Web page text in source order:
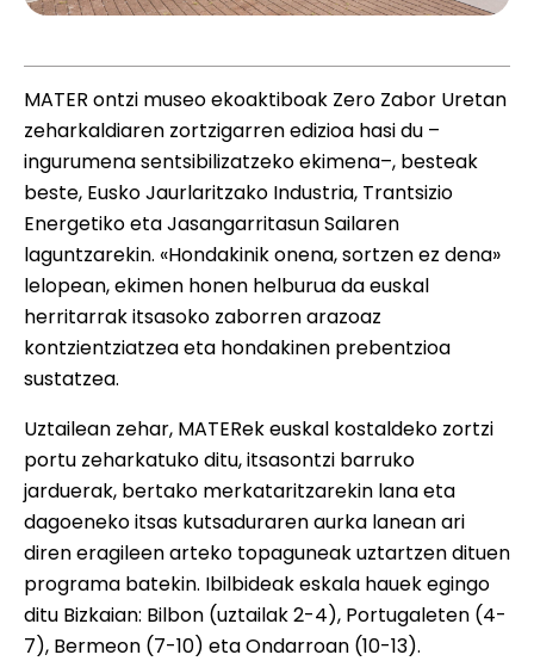
MATER ontzi museo ekoaktiboak Zero Zabor Uretan
zeharkaldiaren zortzigarren edizioa hasi du –
ingurumena sentsibilizatzeko ekimena–, besteak
beste, Eusko Jaurlaritzako Industria, Trantsizio
Energetiko eta Jasangarritasun Sailaren
laguntzarekin. «Hondakinik onena, sortzen ez dena»
lelopean, ekimen honen helburua da euskal
herritarrak itsasoko zaborren arazoaz
kontzientziatzea eta hondakinen prebentzioa
sustatzea.
Uztailean zehar, MATERek euskal kostaldeko zortzi
portu zeharkatuko ditu, itsasontzi barruko
jarduerak, bertako merkataritzarekin lana eta
dagoeneko itsas kutsaduraren aurka lanean ari
diren eragileen arteko topaguneak uztartzen dituen
programa batekin. Ibilbideak eskala hauek egingo
ditu Bizkaian: Bilbon (uztailak 2-4), Portugaleten (4-
7), Bermeon (7-10) eta Ondarroan (10-13).